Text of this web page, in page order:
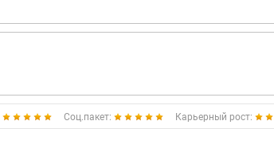
Соц.пакет: Карьерный рост: